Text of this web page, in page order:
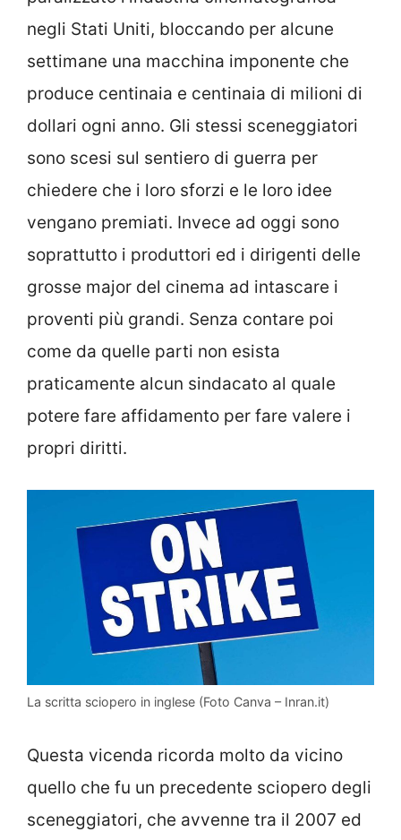
negli Stati Uniti, bloccando per alcune
settimane una macchina imponente che
produce centinaia e centinaia di milioni di
dollari ogni anno. Gli stessi sceneggiatori
sono scesi sul sentiero di guerra per
chiedere che i loro sforzi e le loro idee
vengano premiati. Invece ad oggi sono
soprattutto i produttori ed i dirigenti delle
grosse major del cinema ad intascare i
proventi più grandi. Senza contare poi
come da quelle parti non esista
praticamente alcun sindacato al quale
potere fare affidamento per fare valere i
propri diritti.
La scritta sciopero in inglese (Foto Canva – Inran.it)
Questa vicenda ricorda molto da vicino
quello che fu un precedente sciopero degli
sceneggiatori, che avvenne tra il 2007 ed